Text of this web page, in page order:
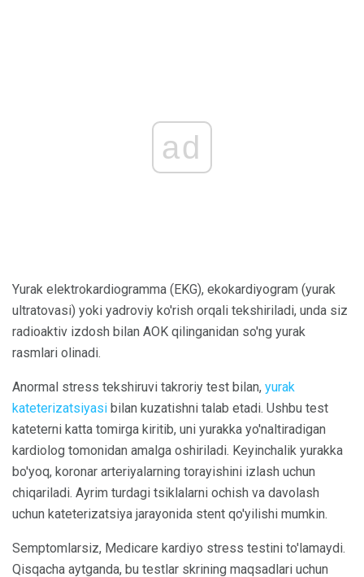
ad
Yurak elektrokardiogramma (EKG), ekokardiyogram (yurak
ultratovasi) yoki yadroviy ko'rish orqali tekshiriladi, unda siz
radioaktiv izdosh bilan AOK qilinganidan so'ng yurak
rasmlari olinadi.
Anormal stress tekshiruvi takroriy test bilan, yurak
kateterizatsiyasi bilan kuzatishni talab etadi. Ushbu test
kateterni katta tomirga kiritib, uni yurakka yo'naltiradigan
kardiolog tomonidan amalga oshiriladi. Keyinchalik yurakka
bo'yoq, koronar arteriyalarning torayishini izlash uchun
chiqariladi. Ayrim turdagi tsiklalarni ochish va davolash
uchun kateterizatsiya jarayonida stent qo'yilishi mumkin.
Semptomlarsiz, Medicare kardiyo stress testini to'lamaydi.
Qisqacha aytganda, bu testlar skrining maqsadlari uchun